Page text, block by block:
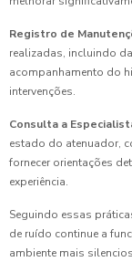
Registro de
realizadas, incluindo
acompanhamento do
intervenções.
Consulta a
estado do atenuador,
fornecer orientações
experiência.
Seguindo essas
de ruído continue a
ambiente mais